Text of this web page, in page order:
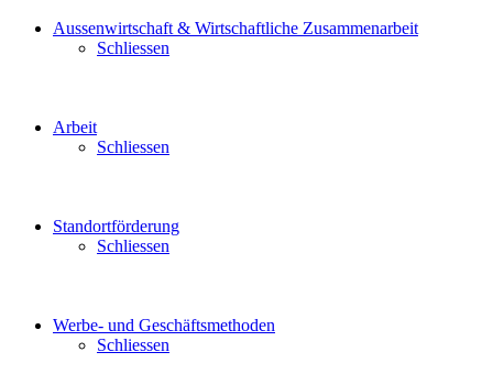
Aussenwirtschaft & Wirtschaftliche Zusammenarbeit
Schliessen
Arbeit
Schliessen
Standortförderung
Schliessen
Werbe- und Geschäftsmethoden
Schliessen